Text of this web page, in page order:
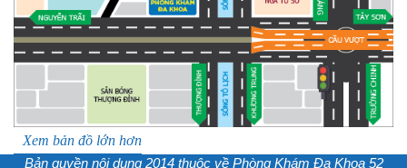
Xem bản đồ lớn hơn
Bản quyền nội dung 2014 thuộc về Phòng Khám Đa Khoa 52